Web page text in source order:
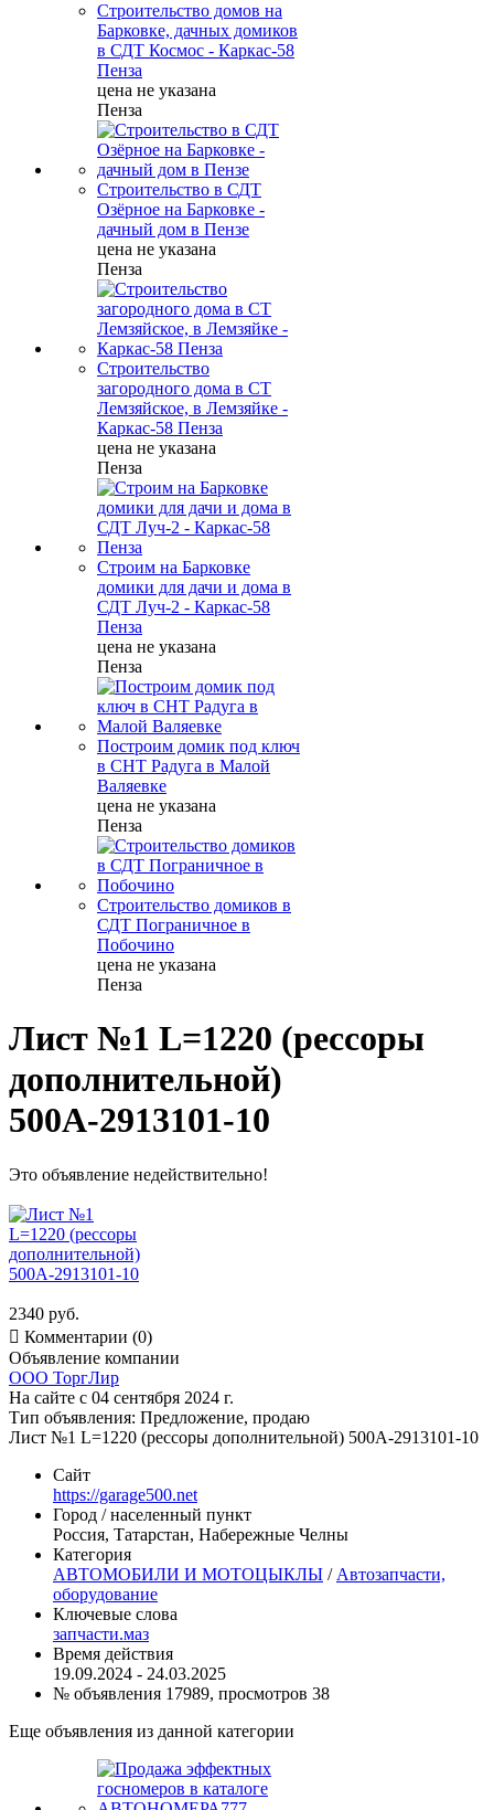
Строительство домов на
Барковке, дачных домиков
в СДТ Космос - Каркас-58
Пенза
цена не указана
Пенза
Строительство в СДТ
Озёрное на Барковке -
дачный дом в Пензе
цена не указана
Пенза
Строительство
загородного дома в СТ
Лемзяйское, в Лемзяйке -
Каркас-58 Пенза
цена не указана
Пенза
Строим на Барковке
домики для дачи и дома в
СДТ Луч-2 - Каркас-58
Пенза
цена не указана
Пенза
Построим домик под ключ
в СНТ Радуга в Малой
Валяевке
цена не указана
Пенза
Строительство домиков в
СДТ Пограничное в
Побочино
цена не указана
Пенза
Лист №1 L=1220 (рессоры
дополнительной)
500А-2913101-10
Это объявление недействительно!
2340 руб.
 Комментарии (0)
Объявление компании
ООО ТоргЛир
На сайте с 04 сентября 2024 г.
Тип объявления: Предложение, продаю
Лист №1 L=1220 (рессоры дополнительной) 500А-2913101-10
Сайт
https://garage500.net
Город / населенный пункт
Россия, Татарстан, Набережные Челны
Категория
АВТОМОБИЛИ И МОТОЦЫКЛЫ / Автозапчасти,
оборудование
Ключевые слова
запчасти.маз
Время действия
19.09.2024 - 24.03.2025
№ объявления 17989, просмотров 38
Еще объявления из данной категории